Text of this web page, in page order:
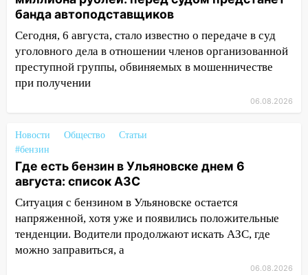
курьера: крупная авария в Ульяновске
15:15
Проводил до квартиры и ограбил:
новый кавалер женщины оказался
рецидивистом
14:26 В Ульяновске ограничат движение
передумать увольняться, если им
повысят зарплату
14:01 Инсценировали ДТП и получили
более 4,6 миллиона рублей: перед
судом предстанет банда
автоподставщиков
13:36 В Инзе произошел крупный пожар
банда автоподставщиков
Сегодня, 6 августа, стало известно о передаче в суд
уголовного дела в отношении членов организованной
преступной группы, обвиняемых в мошенничестве
при получении
06.08.2026
Новости Общество
Статьи
#бензин
Где есть бензин в Ульяновске днем 6
августа: список АЗС
Ситуация с бензином в Ульяновске остается
напряженной, хотя уже и появились положительные
тенденции. Водители продолжают искать АЗС, где
можно заправиться, а
06.08.2026